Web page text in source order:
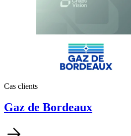
Cas clients
Gaz de Bordeaux